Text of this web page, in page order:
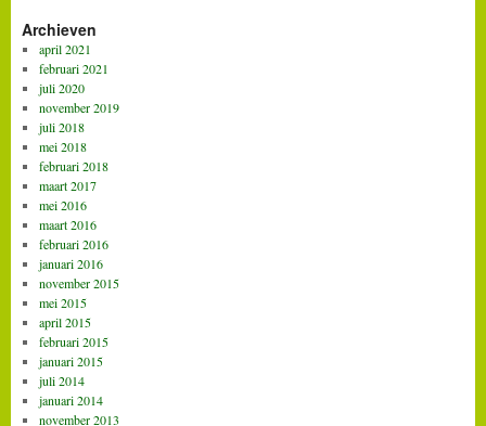
Archieven
april 2021
februari 2021
juli 2020
november 2019
juli 2018
mei 2018
februari 2018
maart 2017
mei 2016
maart 2016
februari 2016
januari 2016
november 2015
mei 2015
april 2015
februari 2015
januari 2015
juli 2014
januari 2014
november 2013